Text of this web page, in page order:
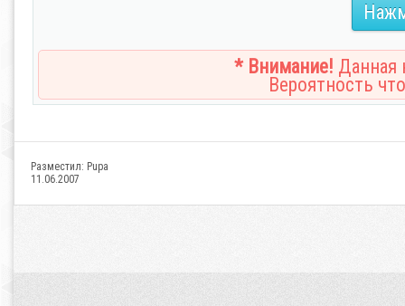
* Внимание! Данная
Вероятность
Разместил: Pupa
11.06.2007